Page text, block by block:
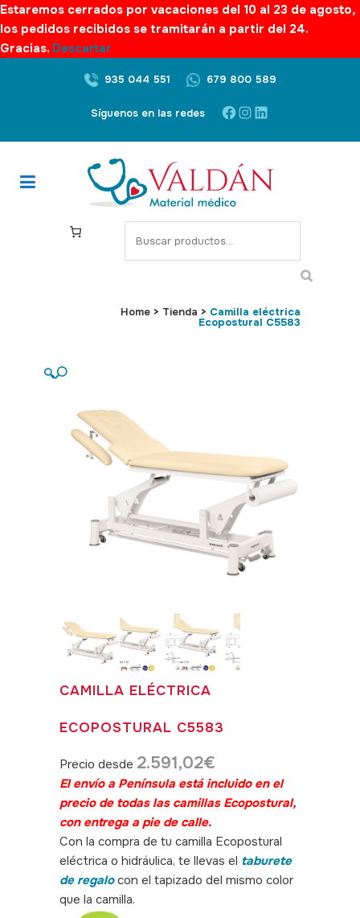
Estaremos cerrados por vacaciones del 10 al 23 de agosto,
los pedidos recibidos se tramitarán a partir del 24.
Gracias. Descartar
935 044 551 679 800 589
Síguenos en las redes Facebook
Instagram
LinkedIn
S
e
c
Home > Tienda > Camilla eléctrica
Ecopostural C5583
🔍
CAMILLA ELÉCTRICA
ECOPOSTURAL C5583
Precio desde 2.591,02€
El envío a Península está incluido en el
precio de todas las camillas Ecopostural,
con entrega a pie de calle.
Con la compra de tu camilla Ecopostural
eléctrica o hidráulica, te llevas el taburete
de regalocon el tapizado del mismo color
que la camilla.